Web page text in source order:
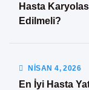
Hasta
Edilmeli?
NISAN4, 2026
En İyi Hasta